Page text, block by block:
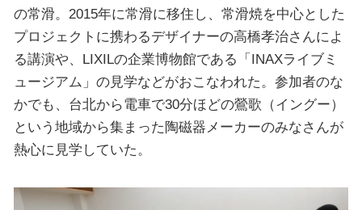
の常滑。2015年に常滑に移住し、常滑焼を中心とした
プロジェクトに携わるデザイナーの高橋孝治さんによ
る講演や、LIXILの企業博物館である「INAXライブミ
ュージアム」の見学などがおこなわれた。参加者のな
かでも、台北から電車で30分ほどの鶯歌（イングー）
という地域から集まった陶磁器メーカーのみなさんが
熱心に見学していた。